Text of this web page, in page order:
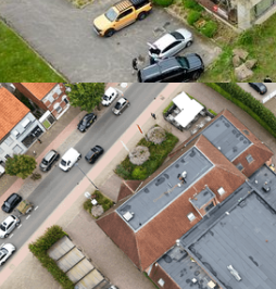
Adventech 4x4
Zaventem, Vlaams-Brabant